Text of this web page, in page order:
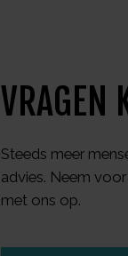
VRAGEN
Steeds meer
advies. Neem
met ons op.